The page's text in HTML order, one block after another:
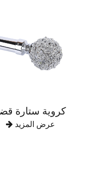
عرض المزيد